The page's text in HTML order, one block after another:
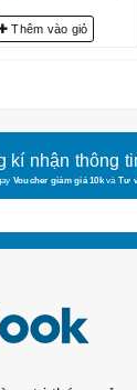
Thêm vào giỏ
kí nhận thông
Voucher giảm giá 10kvà Tư